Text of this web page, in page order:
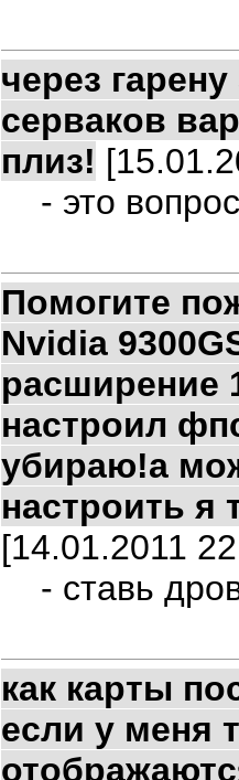
через
серваков
плиз!
- это
Помогите
Nvidia
расширение
настроил
убираю!а
настроить я
[14.01.2011
- ставь
как карты
если у меня